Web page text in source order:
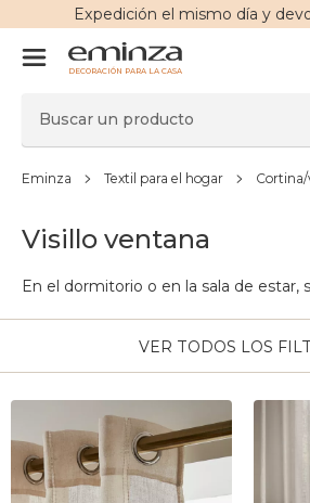
Expedición el mismo día y
DECORACIÓN PARA LA CASA
Eminza Textil para el hogar Cortina/
Visillo ventana
En el dormitorio o en la sala de estar,
VER TODOS LOS